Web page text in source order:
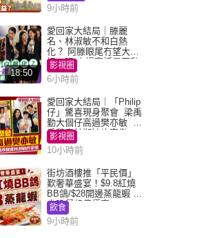
9小時前
18:50
愛回家大結局｜滕麗
名、林淑敏不和白熱
化？ 阿滕眼尾冇望大小
姐一眼 商場直播零互動
影視圈
6小時前
愛回家大結局｜「Philip
仔」驚喜現身聚會 梁禹
勤大個仔高過樊亦敏 超
乖黐實林淑敏許家傑
影視圈
10小時前
街坊酒樓推「平民價」
歎奢華盛宴！$9.8紅燒
BB鴿/$28開邊蒸龍蝦 3
大晚餐超值優惠
飲食
9小時前